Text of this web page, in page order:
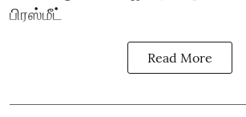
பிரஸ்மீட்
Read More